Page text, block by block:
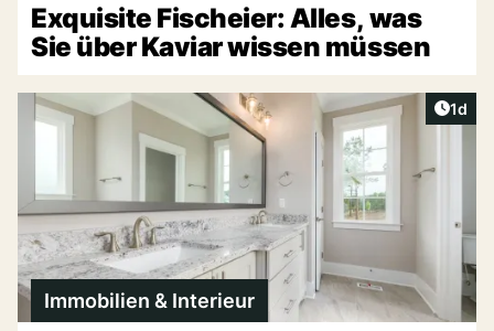
Exquisite Fischeier: Alles, was
Sie über Kaviar wissen müssen
1d
Immobilien & Interieur